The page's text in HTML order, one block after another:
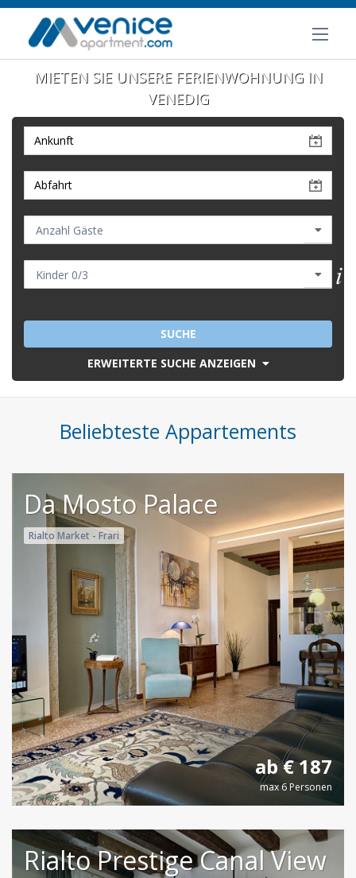
MIETEN SIE UNSERE FERIENWOHNUNG IN
VENEDIG
SUCHE
ERWEITERTE SUCHE ANZEIGEN
Beliebteste Appartements
Da Mosto Palace
Rialto Market - Frari
ab € 187
max 6 Personen
Rialto Prestige Canal View